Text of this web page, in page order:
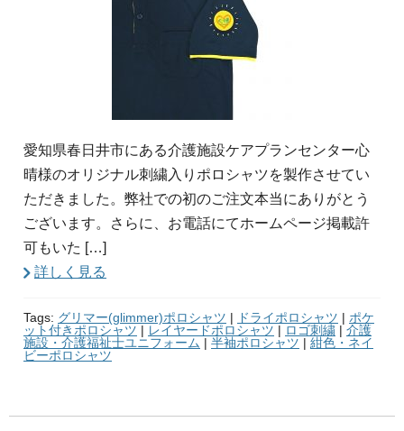
愛知県春日井市にある介護施設ケアプランセンター心
晴様のオリジナル刺繍入りポロシャツを製作させてい
ただきました。弊社での初のご注文本当にありがとう
ございます。さらに、お電話にてホームページ掲載許
可もいた […]
詳しく見る
Tags: グリマー(glimmer)ポロシャツ | ドライポロシャツ | ポケ
ット付きポロシャツ | レイヤードポロシャツ | ロゴ刺繍 | 介護
施設・介護福祉士ユニフォーム | 半袖ポロシャツ | 紺色・ネイ
ビーポロシャツ